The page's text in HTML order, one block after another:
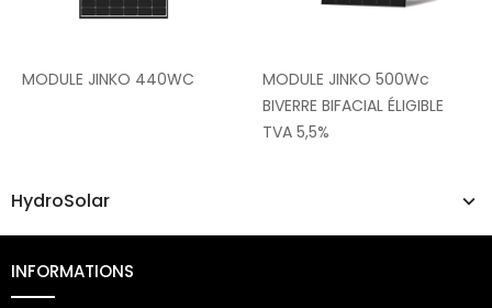
HydroSolar
MODULE JINKO 440WC
MODULE JINKO 500Wc
BIVERRE BIFACIAL ÉLIGIBLE
TVA 5,5%
INFORMATIONS